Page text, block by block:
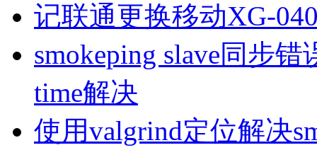
记联通更换移动XG-
smokeping slave同步错
time解决
使用valgrind定位解决